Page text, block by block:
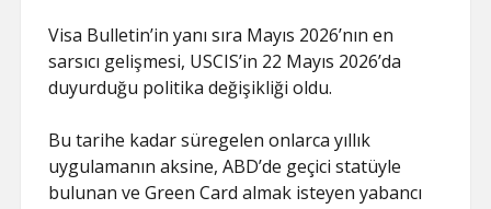
Visa Bulletin’in yanı sıra Mayıs 2026’nın en
sarsıcı gelişmesi, USCIS’in 22 Mayıs 2026’da
duyurduğu politika değişikliği oldu.
Bu tarihe kadar süregelen onlarca yıllık
uygulamanın aksine, ABD’de geçici statüyle
bulunan ve Green Card almak isteyen yabancı